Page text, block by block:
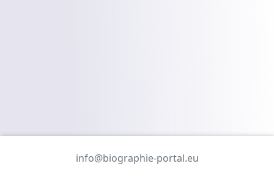
info@biographie-portal.eu